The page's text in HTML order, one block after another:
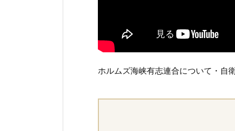
ホルムズ海峡有志連合について・自